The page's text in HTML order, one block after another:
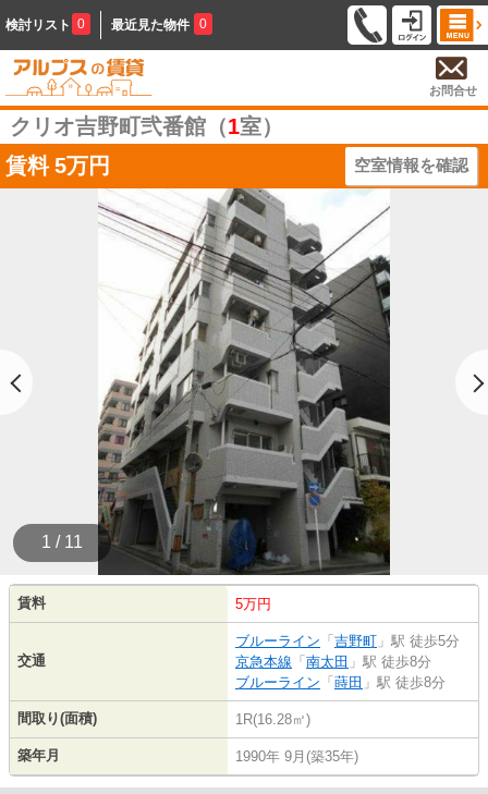
検討リスト 0 最近見た物件 0
お問合せ
クリオ吉野町弐番館（1室）
賃料 5万円 空室情報を確認
1 / 11
賃料 5万円
交通
ブルーライン 「 吉野町 」駅 徒歩5分
京急本線 「 南太田 」駅 徒歩8分
ブルーライン 「 蒔田 」駅 徒歩8分
間取り(面積) 1R(16.28㎡)
築年月 1990年 9月(築35年)